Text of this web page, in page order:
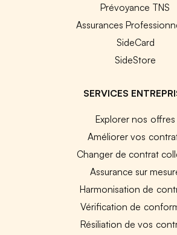
Prévoyance TNS
Assurances
SideCard
SideStore
SERVICES
Explorer nos offres
Améliorer vos
Changer de contrat
Assurance sur
Harmonisation de
Vérification de
Résiliation de vos